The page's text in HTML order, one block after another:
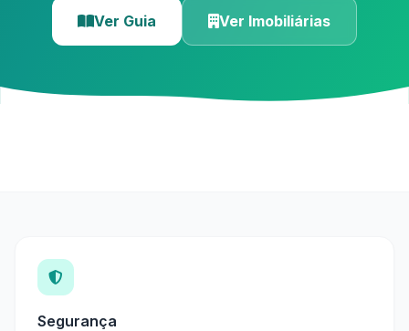
Ver Guia Ver Imobiliárias
Segurança